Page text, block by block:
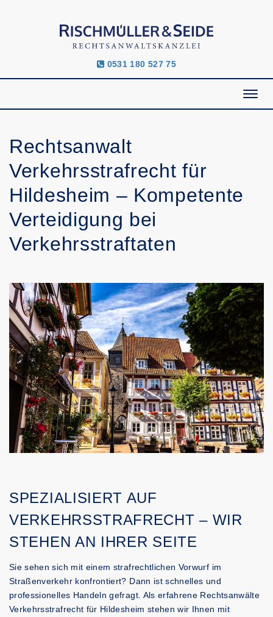
0531 180 527 75
Rechtsanwalt
Verkehrsstrafrecht für
Hildesheim – Kompetente
Verteidigung bei
Verkehrsstraftaten
SPEZIALISIERT AUF
VERKEHRSSTRAFRECHT – WIR
STEHEN AN IHRER SEITE
Sie sehen sich mit einem strafrechtlichen Vorwurf im
Straßenverkehr konfrontiert? Dann ist schnelles und
professionelles Handeln gefragt. Als erfahrene Rechtsanwälte
Verkehrsstrafrecht für Hildesheim stehen wir Ihnen mit